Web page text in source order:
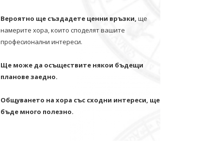
Вероятно ще създадете ценни връзки, ще
намерите хора, които споделят вашите
професионални интереси.
Ще може да осъществите някои бъдещи
планове заедно.
Общуването на хора със сходни интереси, ще
бъде много полезно.